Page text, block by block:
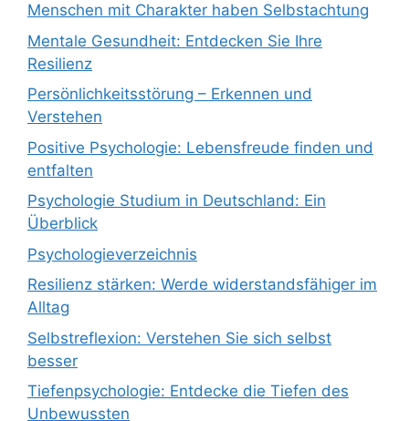
Menschen mit Charakter haben Selbstachtung
Mentale Gesundheit: Entdecken Sie Ihre
Resilienz
Persönlichkeitsstörung – Erkennen und
Verstehen
Positive Psychologie: Lebensfreude finden und
entfalten
Psychologie Studium in Deutschland: Ein
Überblick
Psychologieverzeichnis
Resilienz stärken: Werde widerstandsfähiger im
Alltag
Selbstreflexion: Verstehen Sie sich selbst
besser
Tiefenpsychologie: Entdecke die Tiefen des
Unbewussten